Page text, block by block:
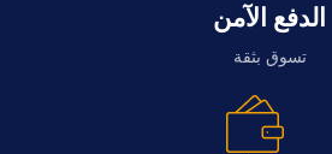
الدفع الآمن
تسوق بثقة